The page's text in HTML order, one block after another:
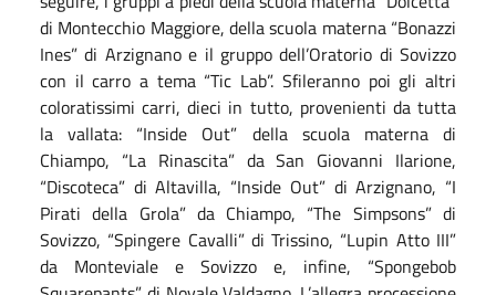
di Montecchio Maggiore, della scuola materna “Bonazzi
Ines” di Arzignano e il gruppo dell’Oratorio di Sovizzo
con il carro a tema “Tic Lab”. Sfileranno poi gli altri
coloratissimi carri, dieci in tutto, provenienti da tutta
la vallata: “Inside Out” della scuola materna di
Chiampo, “La Rinascita” da San Giovanni Ilarione,
“Discoteca” di Altavilla, “Inside Out” di Arzignano, “I
Pirati della Grola” da Chiampo, “The Simpsons” di
Sovizzo, “Spingere Cavalli” di Trissino, “Lupin Atto III”
da Monteviale e Sovizzo e, infine, “Spongebob